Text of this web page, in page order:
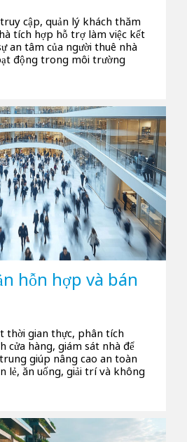
cập, quản lý khách thăm
tích hợp hỗ trợ làm việc kết
an tâm của người thuê nhà
động trong môi trường
hỗn hợp và bán
thời gian thực, phân tích
cửa hàng, giám sát nhà để
giúp nâng cao an toàn
lẻ, ăn uống, giải trí và không